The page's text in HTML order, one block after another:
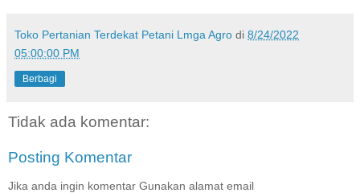
Toko Pertanian Terdekat Petani Lmga Agro di 8/24/2022
05:00:00 PM
Berbagi
Tidak ada komentar:
Posting Komentar
Jika anda ingin komentar Gunakan alamat email